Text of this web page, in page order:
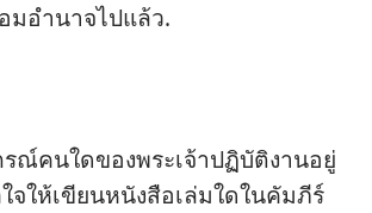
ม​อำนาจ​ไป​แล้ว.
ณ์​คน​ใด​ของ​พระเจ้า​ปฏิบัติ​งาน​อยู่​
ให้​เขียน​หนังสือ​เล่ม​ใด​ใน​คัมภีร์​